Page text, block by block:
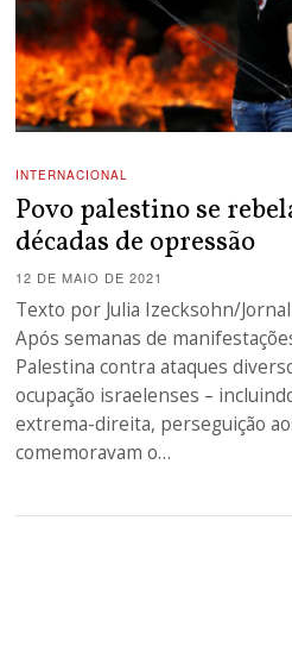
INTERNACIONAL
Povo palestino se
décadas de opressão
12 DE MAIO DE 2021
Texto por Julia Izecksohn/
Após semanas de
Palestina contra ataques
ocupação israelenses –
extrema-direita, perseguição
comemoravam o…